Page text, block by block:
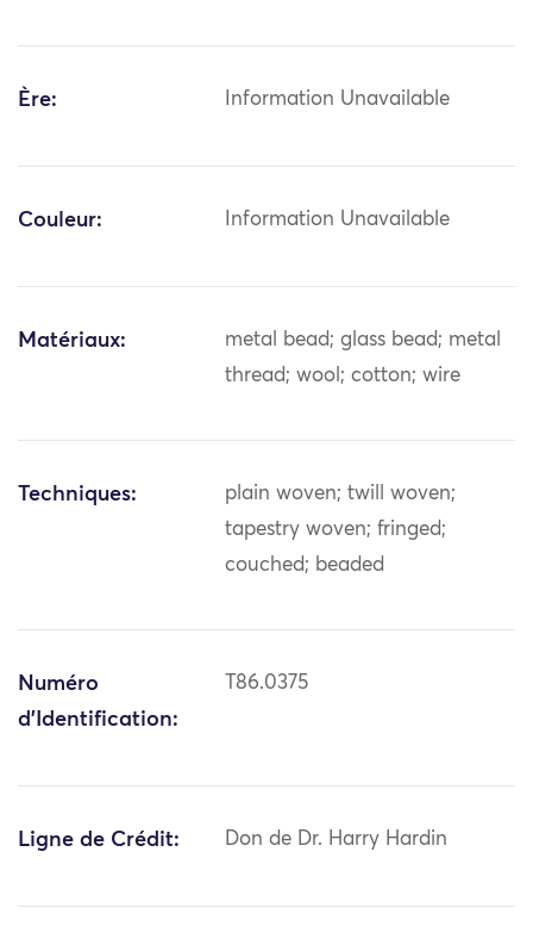
Ère: Information Unavailable
Couleur: Information Unavailable
Matériaux:
metal bead; glass bead; metal
thread; wool; cotton; wire
Techniques:
plain woven; twill woven;
tapestry woven; fringed;
couched; beaded
Numéro
d'Identification:
T86.0375
Ligne de Crédit: Don de Dr. Harry Hardin